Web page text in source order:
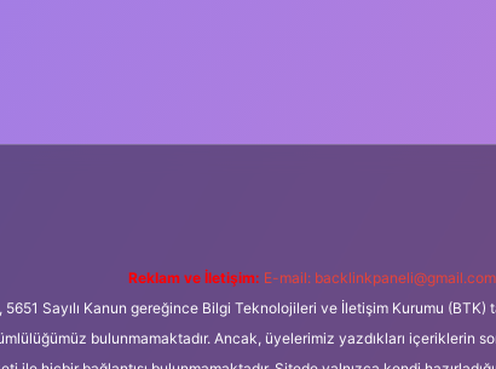
Reklam ve İletişim: E-mail: backlinkpaneli@gmail.com
5651 Sayılı Kanun gereğince Bilgi Teknolojileri ve İletişim Kurumu
bulunmamaktadır. Ancak, üyelerimiz yazdıkları içeriklerin